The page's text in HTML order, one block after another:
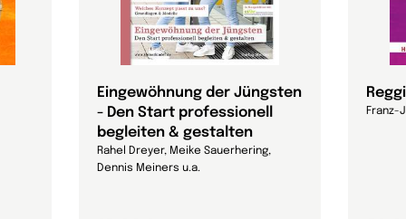
Eingewöhnung der Jüngsten
- Den Start professionell
begleiten & gestalten
Rahel Dreyer, Meike Sauerhering,
Dennis Meiners u.a.
Franz-